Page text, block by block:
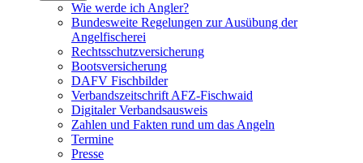
Wie werde ich Angler?
Bundesweite Regelungen zur Ausübung der
Angelfischerei
Rechtsschutzversicherung
Bootsversicherung
DAFV Fischbilder
Verbandszeitschrift AFZ-Fischwaid
Digitaler Verbandsausweis
Zahlen und Fakten rund um das Angeln
Termine
Presse